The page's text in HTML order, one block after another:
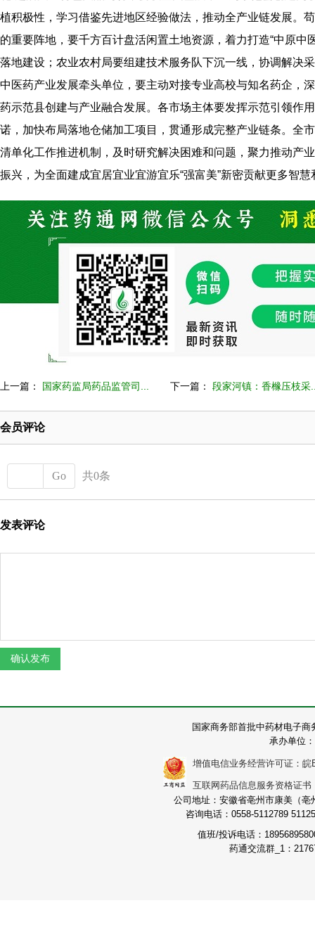
植积极性，学习借鉴先进地区经验做法，推动全产业链发展。
的重要阵地，要千方百计盘活闲置土地资源，着力打造“中原中
落地建设；农业农村局要组建技术服务队下沉一线，协调解决
中医药产业发展牵头单位，要主动对接专业高校与知名药企，
药示范县创建与产业融合发展。各市场主体要发挥示范引领作
诺，加快布局落地仓储加工项目，贯通形成完整产业链条。全
清单化工作推进机制，及时研究解决困难和问题，聚力推动产
振兴，为全面建成宜居宜业宜游宜乐“强富美”新密贡献更多智慧
上一篇： 国家药监局药品监管司... 下一篇： 段家河镇：香橼压枝采
会员评论
Go 共0条
发表评论
国家商务部首批中药材电子
承办单位
增值电信业务经营许可证：皖
互联网药品信息服务资格证
公司地址：安徽省亳州市康美（
咨询电话：0558-5112789
值班/投诉电话：
药通交流群_1：